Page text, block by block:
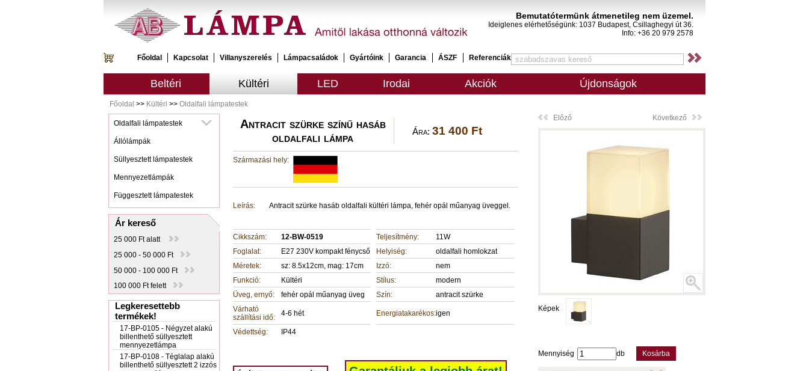
Bemutatótermünk átmenetileg nem üzemel.
Ideiglenes elérhetőségünk: 1037 Budapest, Csillaghegyi út 36.
Info: +36 20 979 2578
Főoldal Kapcsolat Villanyszerelés Lámpacsaládok Gyártóink Garancia ÁSZF Referenciák
Beltéri Kültéri LED Irodai Akciók Újdonságok
Főoldal >> Kültéri >> Oldalfali lámpatestek
Oldalfali lámpatestek
Állólámpák
Süllyesztett lámpatestek
Mennyezetlámpák
Függesztett lámpatestek
Ár kereső
25 000 Ft alatt
25 000 - 50 000 Ft
50 000 - 100 000 Ft
100 000 Ft felett
Legkeresettebb
termékek!
17-BP-0105 - Négyzet alakú
billenthető süllyesztett
mennyezetlámpa
17-BP-0108 - Téglalap alakú
billenthető süllyesztett 2 izzós
Antracit szürke színű hasáb
oldalfali lámpa
Ára: 31 400 Ft
Származási hely:
Leírás: Antracit szürke hasáb oldalfali kültéri lámpa, fehér opál műanyag üveggel.
Cikkszám: 12-BW-0519 Teljesítmény:
11W
Foglalat:
E27 230V kompakt fénycső Helyiség:
oldalfali homlokzat
Méretek:
sz: 8.5x12cm, mag: 17cm Izzó:
nem
Funkció:
Kültéri Stílus:
modern
Üveg, ernyő:
fehér opál műanyag üveg Szín:
antracit szürke
Várható
szállítási idő:
4-6 hét Energiatakarékos:igen
Védettség: IP44
Előző Következő
Képek
Mennyiség db Kosárba